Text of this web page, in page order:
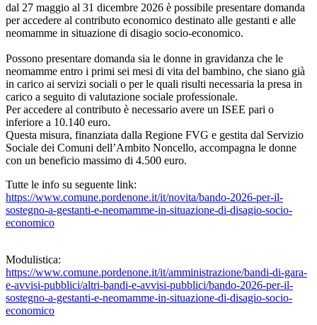
dal 27 maggio al 31 dicembre 2026 è possibile presentare domanda
per accedere al contributo economico destinato alle gestanti e alle
neomamme in situazione di disagio socio-economico.
Possono presentare domanda sia le donne in gravidanza che le
neomamme entro i primi sei mesi di vita del bambino, che siano già
in carico ai servizi sociali o per le quali risulti necessaria la presa in
carico a seguito di valutazione sociale professionale.
Per accedere al contributo è necessario avere un ISEE pari o
inferiore a 10.140 euro.
Questa misura, finanziata dalla Regione FVG e gestita dal Servizio
Sociale dei Comuni dell’Ambito Noncello, accompagna le donne
con un beneficio massimo di 4.500 euro.
Tutte le info su seguente link:
https://www.comune.pordenone.it/it/novita/bando-2026-per-il-
sostegno-a-gestanti-e-neomamme-in-situazione-di-disagio-socio-
economico
Modulistica:
https://www.comune.pordenone.it/it/amministrazione/bandi-di-gara-
e-avvisi-pubblici/altri-bandi-e-avvisi-pubblici/bando-2026-per-il-
sostegno-a-gestanti-e-neomamme-in-situazione-di-disagio-socio-
economico